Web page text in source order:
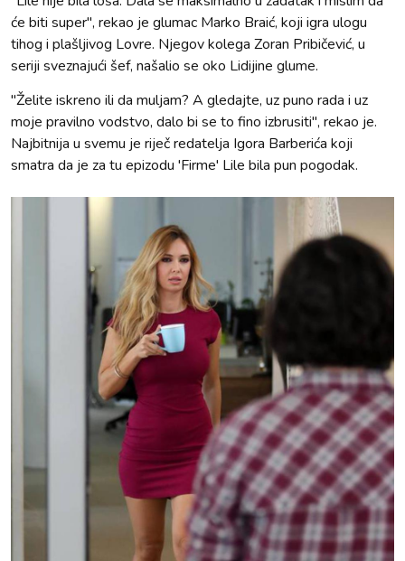
će biti super", rekao je glumac Marko Braić, koji igra ulogu
tihog i plašljivog Lovre. Njegov kolega Zoran Pribičević, u
seriji sveznajući šef, našalio se oko Lidijine glume.
"Želite iskreno ili da muljam? A gledajte, uz puno rada i uz
moje pravilno vodstvo, dalo bi se to fino izbrusiti", rekao je.
Najbitnija u svemu je riječ redatelja Igora Barberića koji
smatra da je za tu epizodu 'Firme' Lile bila pun pogodak.